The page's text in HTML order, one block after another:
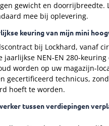
gewicht en doorrijbreedte.
mee bij oplevering.
keuring van mijn mini
bij Lockhard, vanaf
jaarlijkse NEN-EN 280-keuring
worden op uw magazijn-
gecertificeerd technicus,
hoeft te worden.
tussen verdiepingen